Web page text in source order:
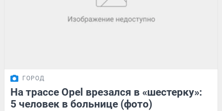
ГОРОД
На трассе Opel врезался в «шестерку»:
5 человек в больнице (фото)